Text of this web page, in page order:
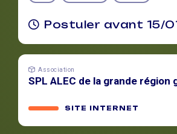
Postuler avant 15/
Association
SPL ALEC de la grande région
SITE INTERNET